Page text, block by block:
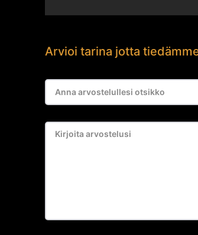
Arvioi tarina jotta